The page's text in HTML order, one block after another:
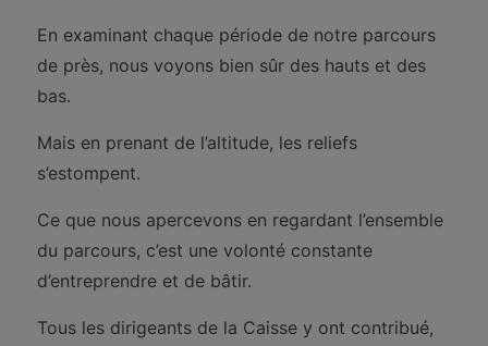
En examinant chaque période de notre parcours
de près, nous voyons bien sûr des hauts et des
bas.
Mais en prenant de l’altitude, les reliefs
s’estompent.
Ce que nous apercevons en regardant l’ensemble
du parcours, c’est une volonté constante
d’entreprendre et de bâtir.
Tous les dirigeants de la Caisse y ont contribué,